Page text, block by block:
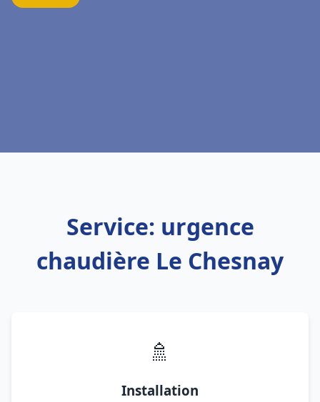
Service: urgence
chaudière Le Chesnay
🚿
Installation